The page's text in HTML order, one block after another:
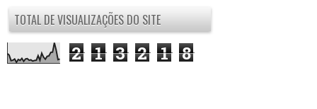
TOTAL DE VISUALIZAÇÕES DO SITE
2 1 3 2 1 8